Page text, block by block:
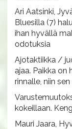
Ari Aatsinki,
Bluesilla (7)
ihan hyvällä
odotuksia
Ajotaktiikka /
ajaa. Paikka on
rinnalle, niin
kokeillaan.
Mauri Jaara,